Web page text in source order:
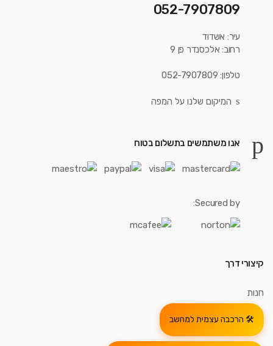
052-7907809
עיר: אשדוד
רחוב: אלכסנדר פן 9
טלפון: 052-7907809
המיקום שלנו על המפה
אנו משתמשים בתשלום בטוח
Secured by:
קיצורי דרך
חנות
הרכבה עצמית למחשב